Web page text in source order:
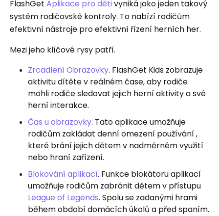
FlashGet Aplikace pro dětivyniká jako jeden takový
systém rodičovské kontroly. To nabízí rodičům
efektivní nástroje pro efektivní řízení herních her.
Mezi jeho klíčové rysy patří.
Zrcadlení Obrazovky. FlashGet Kids zobrazuje
aktivitu dítěte v reálném čase, aby rodiče
mohli rodiče sledovat jejich herní aktivity a své
herní interakce.
Čas u obrazovky. Tato aplikace umožňuje
rodičům zakládat denní omezení používání ,
které brání jejich dětem v nadměrném využití
nebo hraní zařízení.
Blokování aplikací. Funkce blokátoru aplikací
umožňuje rodičům zabránit dětem v přístupu
League of Legends. Spolu se zadanými hrami
během období domácích úkolů a před spaním.